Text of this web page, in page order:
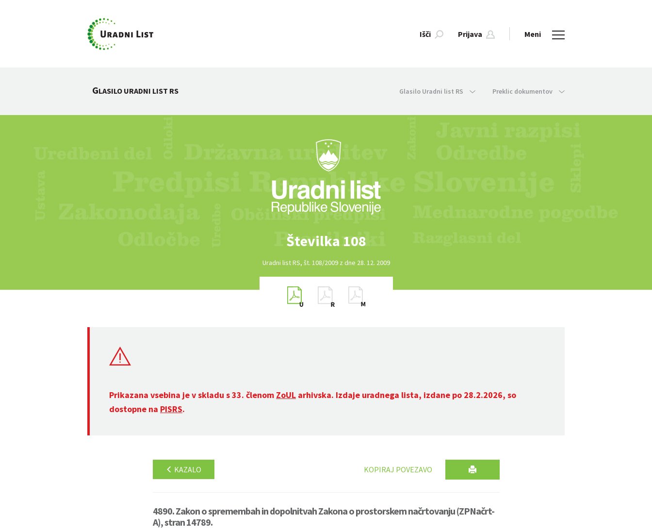
Išči Prijava Meni
GLASILO URADNI LIST RS Glasilo Uradni list RS Preklic dokumentov
Številka 108
Uradni list RS, št. 108/2009 z dne 28. 12. 2009
Prikazana vsebina je v skladu s 33. členom ZoUL arhivska. Izdaje uradnega lista, izdane po 28.2.2026, so
dostopne na PISRS.
KAZALO KOPIRAJ POVEZAVO
4890. Zakon o spremembah in dopolnitvah Zakona o prostorskem načrtovanju (ZPNačrt-
A), stran 14789.